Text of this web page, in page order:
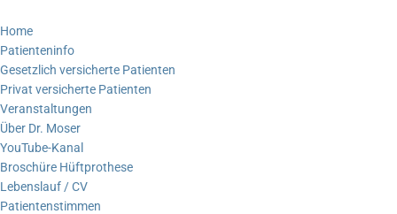
Home
Patienteninfo
Gesetzlich versicherte Patienten
Privat versicherte Patienten
Veranstaltungen
Über Dr. Moser
YouTube-Kanal
Broschüre Hüftprothese
Lebenslauf / CV
Patientenstimmen